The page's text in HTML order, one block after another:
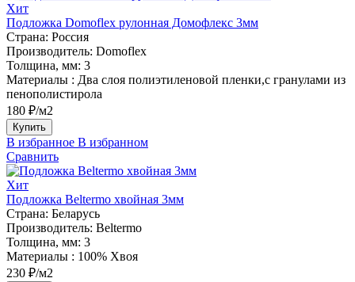
Хит
Подложка Domoflex рулонная Домофлекс 3мм
Страна: Россия
Производитель: Domoflex
Толщина, мм: 3
Материалы : Два слоя полиэтиленовой пленки,с гранулами из
пенополистирола
180 ₽/м2
Купить
В избранное В избранном
Сравнить
Хит
Подложка Beltermo хвойная 3мм
Страна: Беларусь
Производитель: Beltermo
Толщина, мм: 3
Материалы : 100% Хвоя
230 ₽/м2